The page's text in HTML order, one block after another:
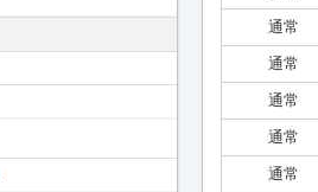
通常
通常
通常
通常
通常